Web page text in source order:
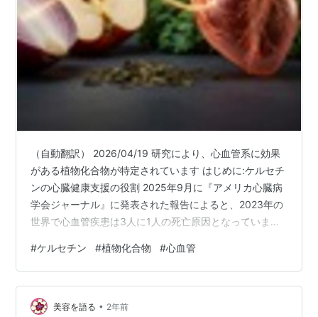
（自動翻訳） 2026/04/19 研究により、心血管系に効果
がある植物化合物が特定されています はじめに:ケルセチ
ンの心臓健康支援の役割 2025年9月に『アメリカ心臓病
学会ジャーナル』に発表された報告によると、2023年の
世界で心血管疾患は3人に1人の死亡原因となっていまし
ると、心血管疾患負荷の79.6%が、高血圧、血糖値上
昇、食生活不良、慢性炎症など、修正可能なリスク要因
に直接関係しています。[1] 研究によると、一般的な植物
化合物であるケルセチンは、まさにこれらのリスク要因
#ケルセチン #植物化合物 #心血管
美容を語る • 2年前